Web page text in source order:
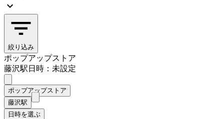
絞り込み
ポップアップストア
藤沢駅日時：未設定
ポップアップストア
藤沢駅
日時を選ぶ